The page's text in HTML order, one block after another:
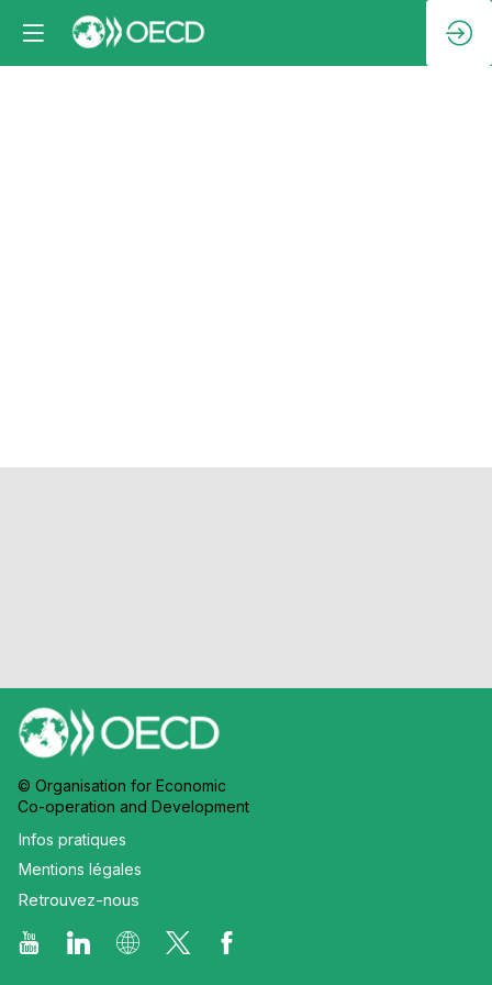
© Organisation for Economic
Co-operation and Development
Infos pratiques
Mentions légales
Retrouvez-nous